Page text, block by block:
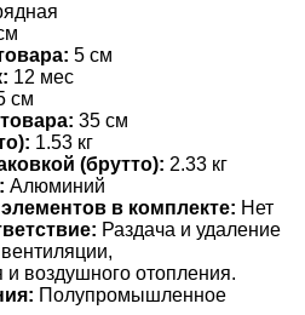
5 см
12 мес
см
35 см
1.53 кг
(брутто): 2.33 кг
Алюминий
в комплекте: Нет
Раздача и удаление
воздушного отопления.
Полупромышленное